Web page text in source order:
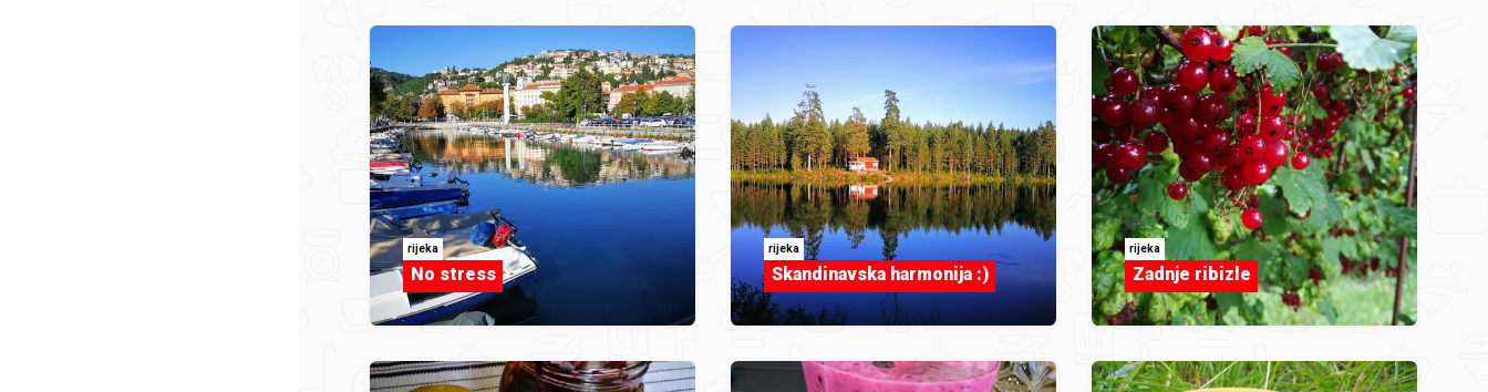
rijeka
No stress
rijeka
Skandinavska harmonija :)
rijeka
Zadnje ribizle